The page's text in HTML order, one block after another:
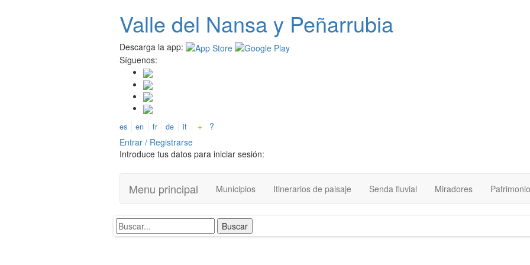
Valle del Nansay Peñarrubia
Descarga la app:
Síguenos:
es en fr de it +
?
Entrar / Registrarse
Introduce tus datos para iniciar sesión:
Menu principal Municipios Itinerarios de paisaje Senda fluvial Miradores Patrimonio